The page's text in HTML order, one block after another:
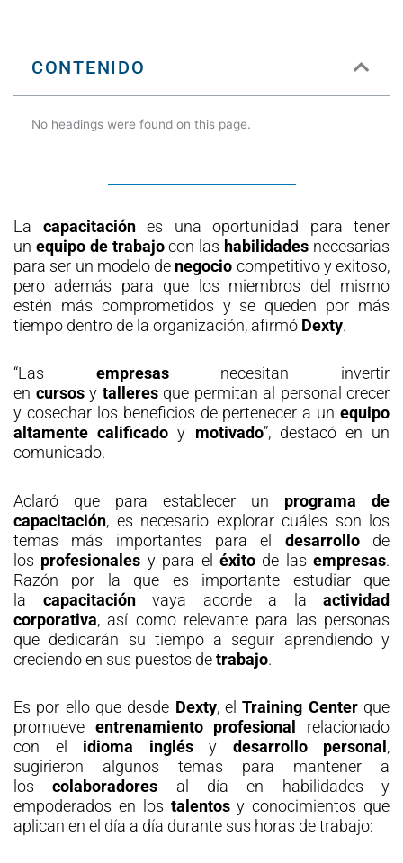
CONTENIDO
No headings were found on this page.
La capacitación es una oportunidad para tener
un equipo de trabajocon las habilidades necesarias
para ser un modelo de negocio competitivo y exitoso,
pero además para que los miembros del mismo
estén más comprometidos y se queden por más
tiempo dentro de la organización, afirmó Dexty.
“Las empresas necesitan invertir
en cursos y talleres que permitan al personal crecer
y cosechar los beneficios de pertenecer a un equipo
altamente calificado y motivado”, destacó en un
comunicado.
Aclaró que para establecer un programa
de
capacitación, es necesario explorar cuáles son los
temas más importantes para el desarrollo de
los profesionales y para el éxito de las empresas.
Razón por la que es importante estudiar que
la capacitación vaya acorde a la actividad
corporativa, así como relevante para las personas
que dedicarán su tiempo a seguir aprendiendo y
creciendo en sus puestos detrabajo.
Es por ello que desde Dexty, elTraining Center que
promueve entrenamiento profesional relacionado
con el idioma inglés y desarrollo personal ,
sugirieron algunos temas para mantener a
loscolaboradores al día en habilidades y
empoderados en los talentosy conocimientos que
aplican en el día a día durante sus horas de trabajo: